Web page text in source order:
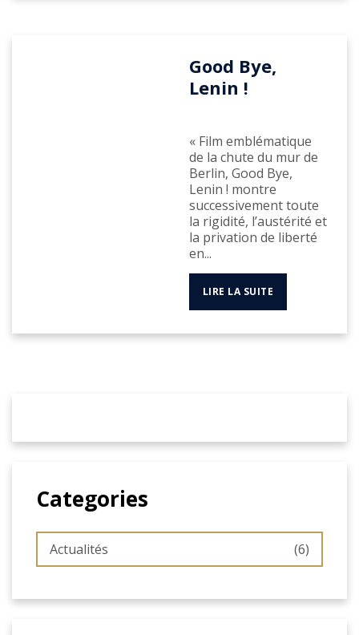
Good Bye,
Lenin !
« Film emblématique
de la chute du mur de
Berlin, Good Bye,
Lenin ! montre
successivement toute
la rigidité, l’austérité et
la privation de liberté
en...
LIRE LA SUITE
Categories
Actualités (6)